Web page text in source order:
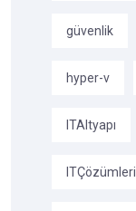
güvenlik
hyper-v
ITAltyapı
ITÇözümleri